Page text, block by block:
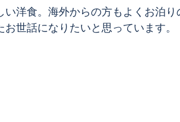
い洋食。海外からの方もよくお泊
世話になりたいと思っています。